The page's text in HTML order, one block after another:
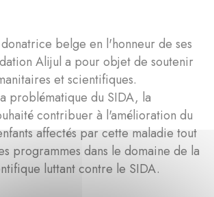
belge en l'honneur de ses
Alijul a pour objet de soutenir
et scientifiques.
problématique du SIDA, la
contribuer à l'amélioration du
affectés par cette maladie tout
programmes dans le domaine de la
luttant contre le SIDA.